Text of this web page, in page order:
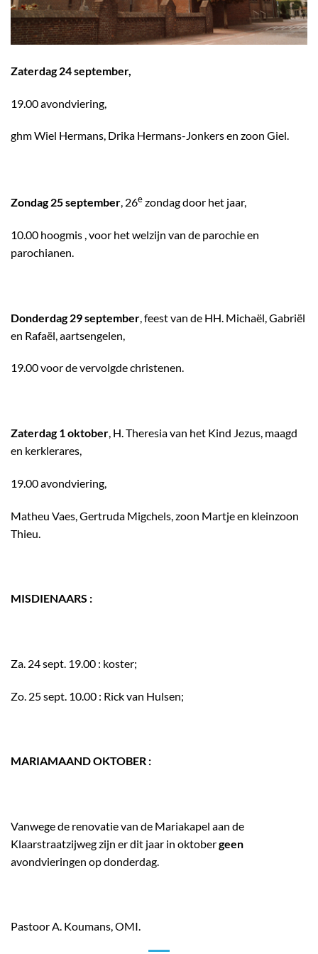
Zaterdag 24 september,
19.00 avondviering,
ghm Wiel Hermans, Drika Hermans-Jonkers en zoon Giel.
Zondag 25 september, 26ezondag door het jaar,
10.00 hoogmis , voor het welzijn van de parochie en
parochianen.
Donderdag 29 september , feest van de HH. Michaël, Gabriël
en Rafaël, aartsengelen,
19.00 voor de vervolgde christenen.
Zaterdag 1 oktober, H. Theresia van het Kind Jezus, maagd
en kerklerares,
19.00 avondviering,
Matheu Vaes, Gertruda Migchels, zoon Martje en kleinzoon
Thieu.
MISDIENAARS :
Za. 24 sept. 19.00 : koster;
Zo. 25 sept. 10.00 : Rick van Hulsen;
MARIAMAAND OKTOBER :
Vanwege de renovatie van de Mariakapel aan de
Klaarstraatzijweg zijn er dit jaar in oktobergeen
avondvieringen op donderdag.
Pastoor A. Koumans, OMI.